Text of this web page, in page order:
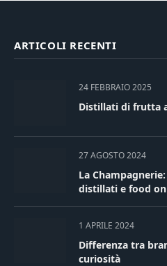
ARTICOLI RECENTI
24 FEBBRAIO 2025
Distillati di frutta
27 AGOSTO 2024
La
distillati e food
1 APRILE 2024
Differenza tra
curiosità